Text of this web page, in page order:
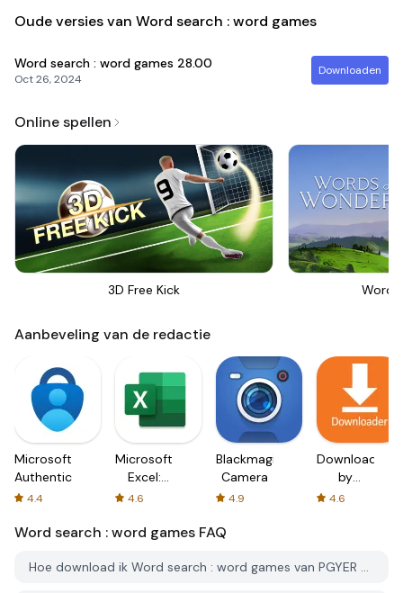
Oude versies van Word search : word games
Word search : word games 28.00
Oct 26, 2024
Downloaden
Online spellen
3D Free Kick
Aanbeveling van de redactie
Microsoft
Authenticator
4.4
Microsoft
Excel:
Spreadsheets
4.6
Blackmagic
Camera
4.9
Downloader
by
AFTVnews
4.6
Word search : word games FAQ
Hoe download ik Word search : word games van PGYER APK HUB?